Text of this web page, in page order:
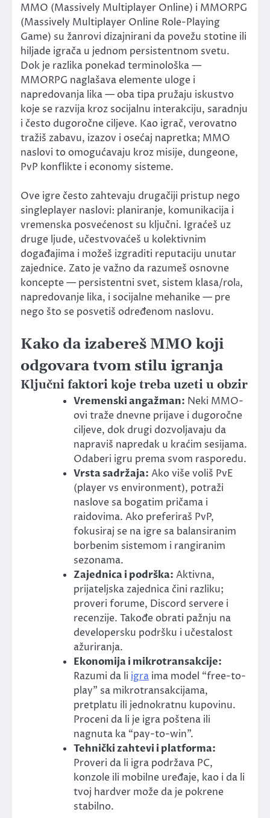
MMO (Massively Multiplayer Online) i MMORPG
(Massively Multiplayer Online Role-Playing
Game) su žanrovi dizajnirani da povežu stotine ili
hiljade igrača u jednom persistentnom svetu.
Dok je razlika ponekad terminološka —
MMORPG naglašava elemente uloge i
napredovanja lika — oba tipa pružaju iskustvo
koje se razvija kroz socijalnu interakciju, saradnju
i često dugoročne ciljeve. Kao igrač, verovatno
tražiš zabavu, izazov i osećaj napretka; MMO
naslovi to omogućavaju kroz misije, dungeone,
PvP konflikte i economy sisteme.
Ove igre često zahtevaju drugačiji pristup nego
singleplayer naslovi: planiranje, komunikacija i
vremenska posvećenost su ključni. Igraćeš uz
druge ljude, učestvovaćeš u kolektivnim
događajima i možeš izgraditi reputaciju unutar
zajednice. Zato je važno da razumeš osnovne
koncepte — persistentni svet, sistem klasa/rolа,
napredovanje lika, i socijalne mehanike — pre
nego što se posvetiš određenom naslovu.
Kako da izabereš MMO koji
odgovara tvom stilu igranja
Ključni faktori koje treba uzeti u obzir
Vremenski angažman: Neki MMO-
ovi traže dnevne prijave i dugoročne
ciljeve, dok drugi dozvoljavaju da
napraviš napredak u kraćim sesijama.
Odaberi igru prema svom rasporedu.
Vrsta sadržaja: Ako više voliš PvE
(player vs environment), potraži
naslove sa bogatim pričama i
raidovima. Ako preferiraš PvP,
fokusiraj se na igre sa balansiranim
borbenim sistemom i rangiranim
sezonama.
Zajednica i podrška: Aktivna,
prijateljska zajednica čini razliku;
proveri forume, Discord servere i
recenzije. Takođe obrati pažnju na
developersku podršku i učestalost
ažuriranja.
Ekonomija i mikrotransakcije:
Razumi da li igra ima model “free-to-
play” sa mikrotransakcijama,
pretplatu ili jednokratnu kupovinu.
Proceni da li je igra poštena ili
nagnuta ka “pay-to-win”.
Tehnički zahtevi i platforma:
Proveri da li igra podržava PC,
konzole ili mobilne uređaje, kao i da li
tvoj hardver može da je pokrene
stabilno.